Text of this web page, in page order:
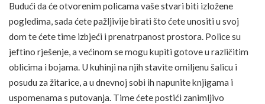
Budući da će otvorenim policama vaše stvari biti izložene
pogledima, sada ćete pažljivije birati što ćete unositi u svoj
dom te ćete time izbjeći i prenatrpanost prostora. Police su
jeftino rješenje, a većinom se mogu kupiti gotove u različitim
oblicima i bojama. U kuhinji na njih stavite omiljenu šalicu i
posudu za žitarice, a u dnevnoj sobi ih napunite knjigama i
uspomenama s putovanja. Time ćete postići zanimljivo